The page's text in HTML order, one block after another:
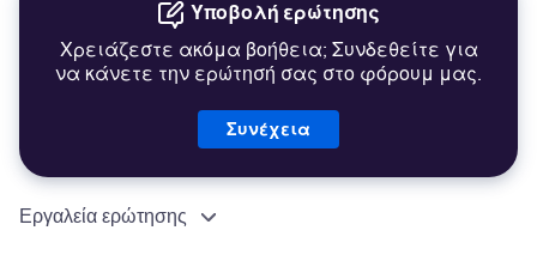
Υποβολή ερώτησης
Χρειάζεστε ακόμα βοήθεια; Συνδεθείτε για
να κάνετε την ερώτησή σας στο φόρουμ μας.
Συνέχεια
Εργαλεία ερώτησης